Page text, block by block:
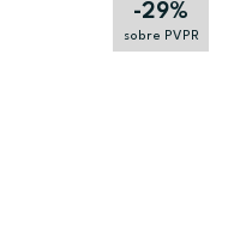
-29%
sobre PVPR